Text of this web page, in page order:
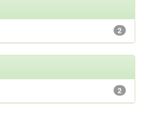
2
2